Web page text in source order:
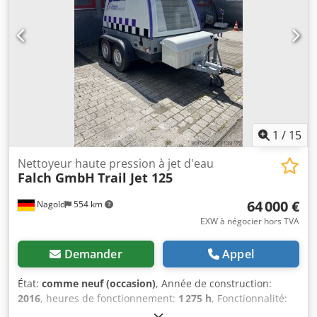
R+M NOUVELLE lance haute pression de 900 mm en acier
inoxydable Chjdpfezrw A Dox Afuoa NOUVEAU tuyau
renforcé avec tresse d'acier de 20 m NOUVELLE buse de
puissance de 25° Le filtre à eau et le raccord GEKA sont
inclus gratuitement dans l'ensemble.
1 / 15
Nagold 554 km
Nettoyeur haute pression à jet d'eau
Falch GmbH Trail Jet 125
64 000 €
EXW à négocier hors TVA
Demander Appel
État: comme neuf (occasion), Année de construction:
2016, heures de fonctionnement: 1 275 h, Fonctionnalité:
, numéro de machine/véhicule: